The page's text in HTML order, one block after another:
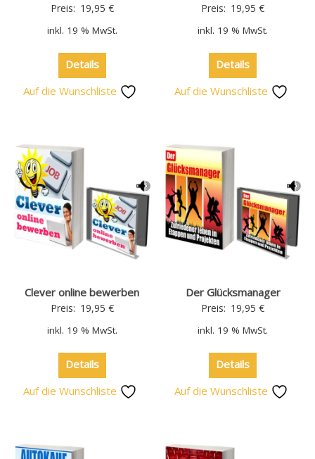
Preis: 19,95 €
inkl. 19 % MwSt.
Details
Auf die Wunschliste
Preis: 19,95€
inkl. 19 % MwSt.
Details
Auf die Wunschliste
Clever online bewerben
Preis: 19,95 €
inkl. 19 % MwSt.
Details
Auf die Wunschliste
Der Glücksmanager
Preis: 19,95€
inkl. 19 % MwSt.
Details
Auf die Wunschliste